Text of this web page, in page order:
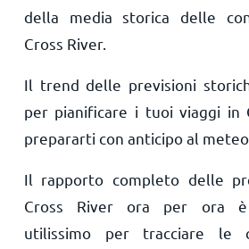
della media storica delle
Cross River.
Il trend delle previsioni
per pianificare i tuoi viaggi in
prepararti con anticipo al
Il rapporto completo delle
Cross River ora per ora
utilissimo per tracciare le